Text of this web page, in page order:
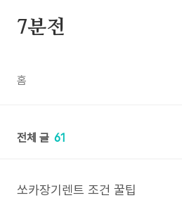
7분전
홈
전체 글 61
쏘카장기렌트 조건 꿀팁